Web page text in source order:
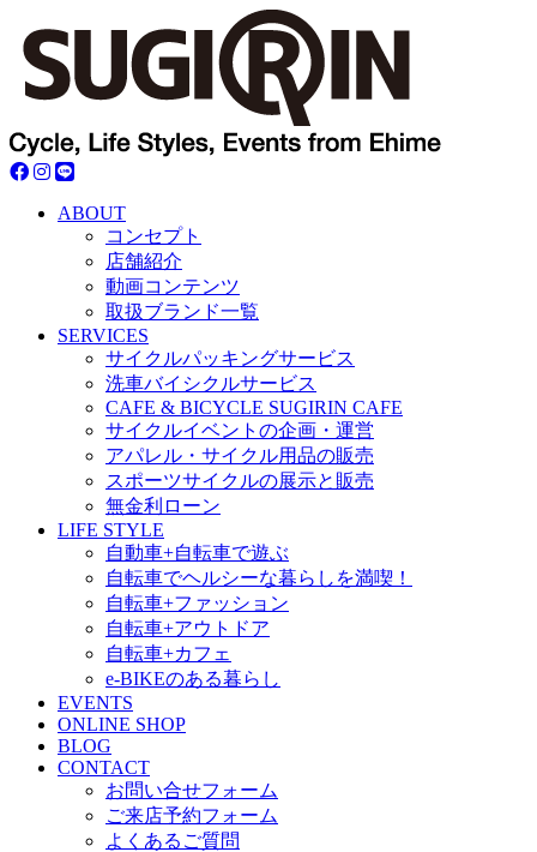
ABOUT
コンセプト
店舗紹介
動画コンテンツ
取扱ブランド一覧
SERVICES
サイクルパッキングサービス
洗車バイシクルサービス
CAFE & BICYCLE SUGIRIN CAFE
サイクルイベントの企画・運営
アパレル・サイクル用品の販売
スポーツサイクルの展示と販売
無金利ローン
LIFE STYLE
自動車+自転車で遊ぶ
自転車でヘルシーな暮らしを満喫！
自転車+ファッション
自転車+アウトドア
自転車+カフェ
e-BIKEのある暮らし
EVENTS
ONLINE SHOP
BLOG
CONTACT
お問い合せフォーム
ご来店予約フォーム
よくあるご質問